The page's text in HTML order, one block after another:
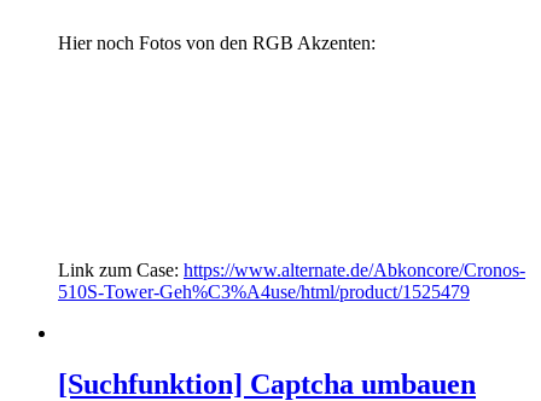
Hier noch Fotos von den RGB Akzenten:
Link zum Case: https://www.alternate.de/Abkoncore/Cronos-
510S-Tower-Geh%C3%A4use/html/product/1525479
[Suchfunktion] Captcha umbauen